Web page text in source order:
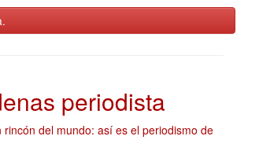
periodista